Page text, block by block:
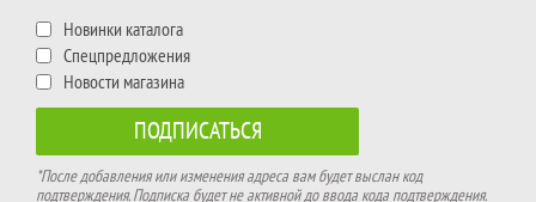
Новинки каталога
Спецпредложения
Новости магазина
*После добавления или изменения адреса вам будет выслан код
подтверждения. Подписка будет не активной до ввода кода подтверждения.